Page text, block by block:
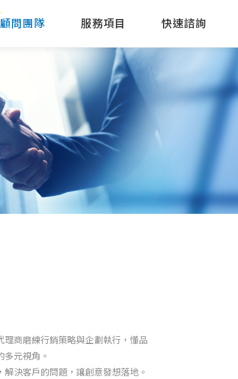
顧問團隊 服務項目 快速諮詢
商磨練行銷策略與企劃執行，懂品
元視角。
決客戶的問題，讓創意發想落地。